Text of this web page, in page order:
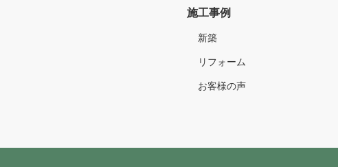
施工事例
新築
リフォーム
お客様の声